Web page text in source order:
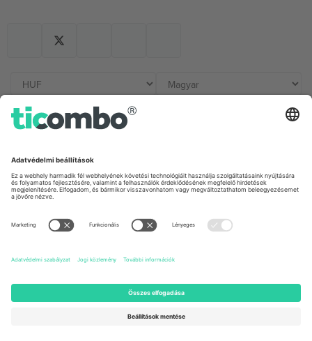
Irodák és támogatás
Germany
Unter den Linden 24, 10117
Berlin, Germany
167 City Road, London, Greater
131 Continental Dr, Suite 305,
Dorfstrasse 52a, 6390
United Arab Emirates